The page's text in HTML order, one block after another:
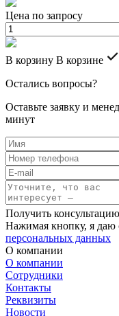
Цена по запросу
В корзину В корзине
Остались вопросы?
Оставьте заявку и
минут
Получить консультацию
Нажимая кнопку, я даю
персональных данных
О компании
О компании
Сотрудники
Контакты
Реквизиты
Новости